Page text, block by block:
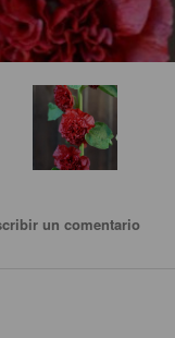
un comentario